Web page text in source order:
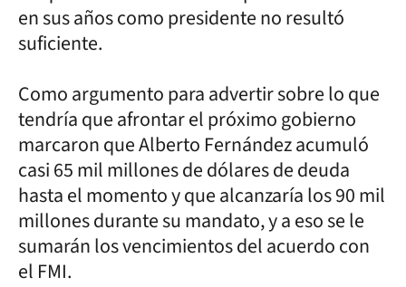
en sus años como presidente no resultó
suficiente.
Como argumento para advertir sobre lo que
tendría que afrontar el próximo gobierno
marcaron que Alberto Fernández acumuló
casi 65 mil millones de dólares de deuda
hasta el momento y que alcanzaría los 90 mil
millones durante su mandato, y a eso se le
sumarán los vencimientos del acuerdo con
el FMI.